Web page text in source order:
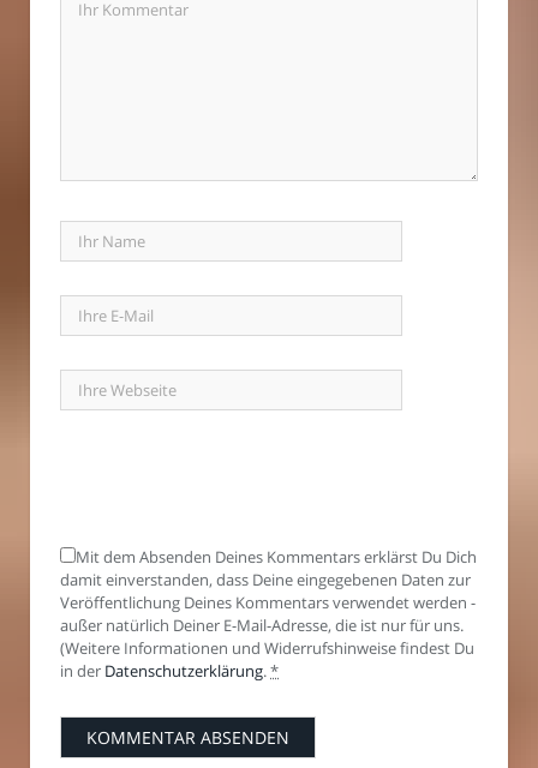
Mit dem Absenden Deines Kommentars erklärst Du Dich
damit einverstanden, dass Deine eingegebenen Daten zur
Veröffentlichung Deines Kommentars verwendet werden -
außer natürlich Deiner E-Mail-Adresse, die ist nur für uns.
(Weitere Informationen und Widerrufshinweise findest Du
in der Datenschutzerklärung.*